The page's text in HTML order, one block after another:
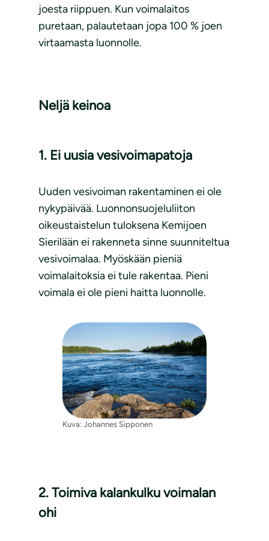
joesta riippuen. Kun voimalaitos
puretaan, palautetaan jopa 100 % joen
virtaamasta luonnolle.
Neljä keinoa
1. Ei uusia vesivoimapatoja
Uuden vesivoiman rakentaminen ei ole
nykypäivää. Luonnonsuojeluliiton
oikeustaistelun tuloksena Kemijoen
Sierilään ei rakenneta sinne suunniteltua
vesivoimalaa. Myöskään pieniä
voimalaitoksia ei tule rakentaa. Pieni
voimala ei ole pieni haitta luonnolle.
Kuva: Johannes Sipponen
2. Toimiva kalankulku voimalan
ohi